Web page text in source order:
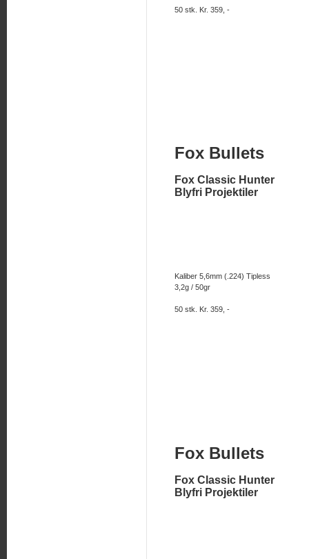
50 stk. Kr. 359, -
Fox Bullets
Fox Classic Hunter
Blyfri Projektiler
Kaliber 5,6mm (.224) Tipless
3,2g / 50gr
50 stk. Kr. 359, -
Fox Bullets
Fox Classic Hunter
Blyfri Projektiler